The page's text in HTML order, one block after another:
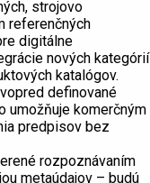
strojovo
referenčných
digitálne
nových kategórií
katalógov.
definované
umožňuje komerčným
predpisov bez
rozpoznávaním
metaúdajov – budú